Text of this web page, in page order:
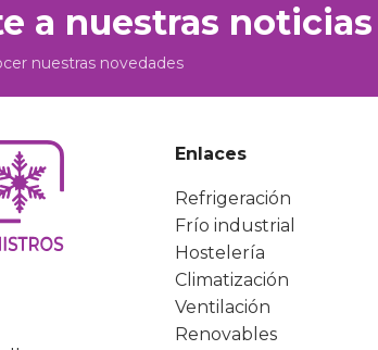
a nuestras noticias
nuestras novedades
Enlaces
Refrigeración
Frío industrial
Hostelería
Climatización
Ventilación
Renovables